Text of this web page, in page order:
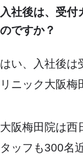
入社後は、受付
のですか？
はい、入社後は
リニック大阪梅
大阪梅田院は西
タッフも300名